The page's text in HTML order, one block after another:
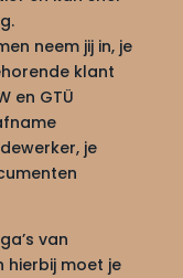
neem jij in, je
klant
en GTÜ
je
van
hierbij moet je